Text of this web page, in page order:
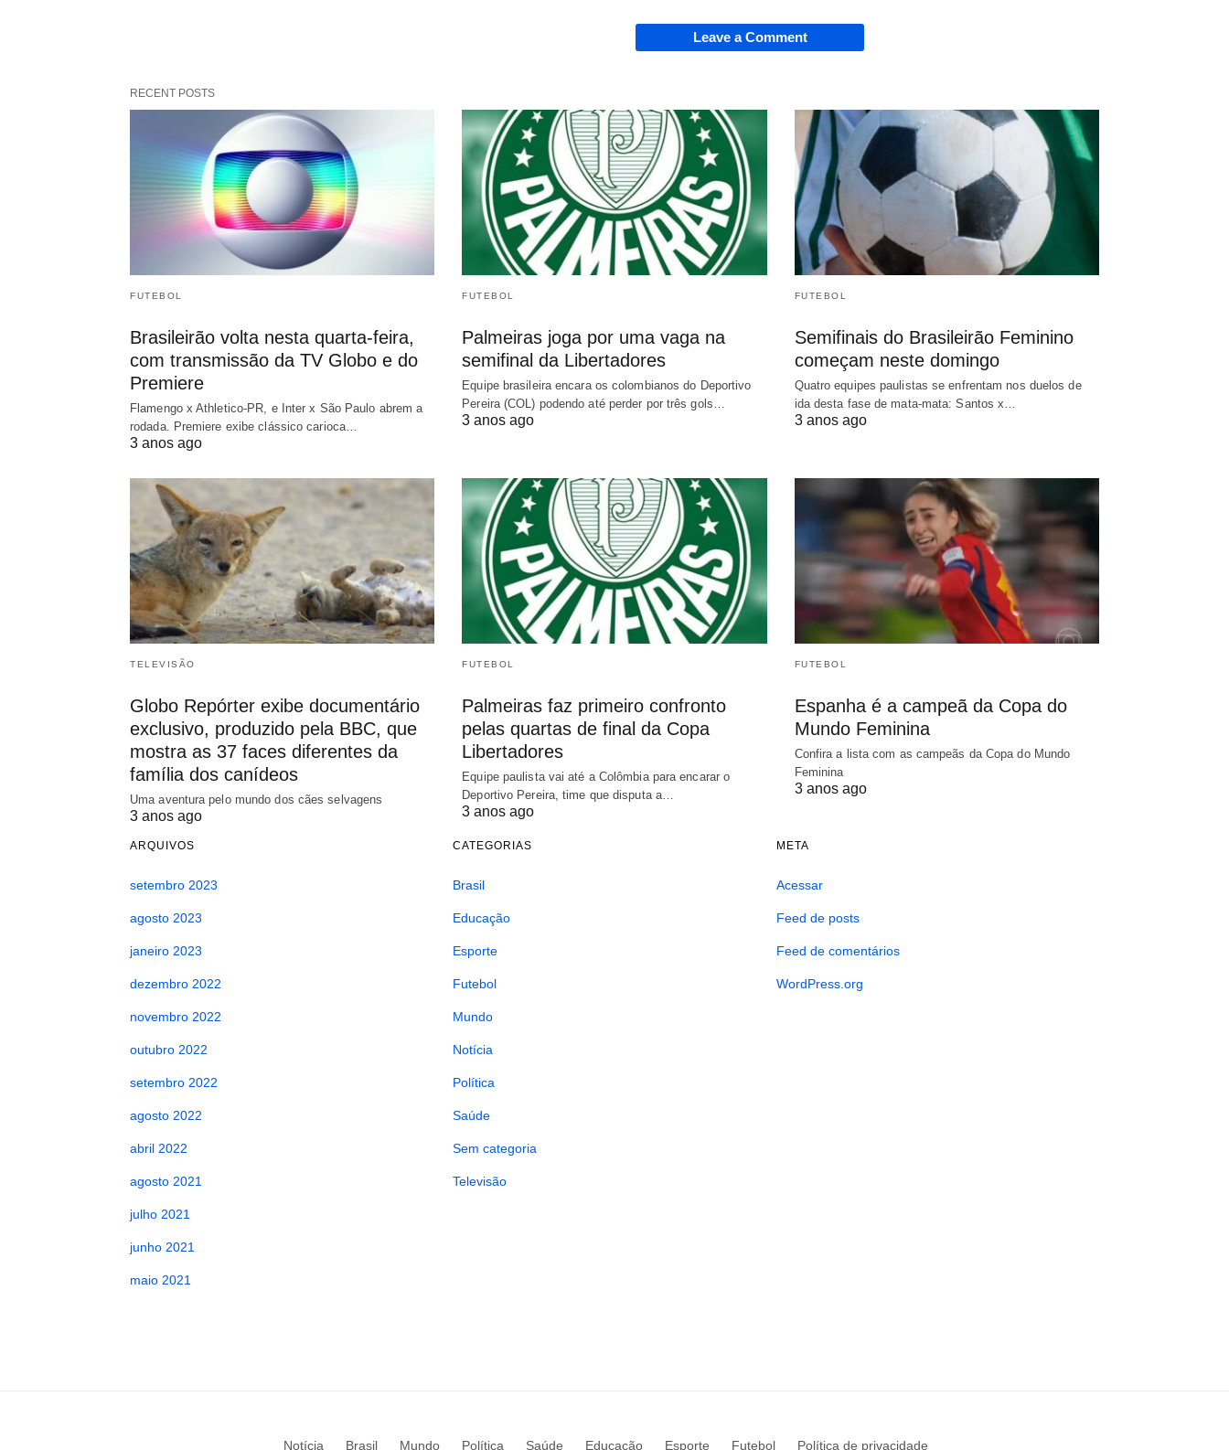
Leave a Comment
RECENT POSTS
FUTEBOL
Brasileirão volta nesta quarta-feira,
com transmissão da TV Globo e do
Premiere
Flamengo x Athletico-PR, e Inter x São Paulo abrem a
rodada. Premiere exibe clássico carioca…
3 anos ago
FUTEBOL
Palmeiras joga por uma vaga na
semifinal da Libertadores
Equipe brasileira encara os colombianos do Deportivo
Pereira (COL) podendo até perder por três gols…
3 anos ago
FUTEBOL
Semifinais do Brasileirão Feminino
começam neste domingo
Quatro equipes paulistas se enfrentam nos duelos de
ida desta fase de mata-mata: Santos x…
3 anos ago
TELEVISÃO
Globo Repórter exibe documentário
exclusivo, produzido pela BBC, que
mostra as 37 faces diferentes da
família dos canídeos
Uma aventura pelo mundo dos cães selvagens
3 anos ago
FUTEBOL
Palmeiras faz primeiro confronto
pelas quartas de final da Copa
Libertadores
Equipe paulista vai até a Colômbia para encarar o
Deportivo Pereira, time que disputa a…
3 anos ago
FUTEBOL
Espanha é a campeã da Copa do
Mundo Feminina
Confira a lista com as campeãs da Copa do Mundo
Feminina
3 anos ago
ARQUIVOS
setembro 2023
agosto 2023
janeiro 2023
dezembro 2022
novembro 2022
outubro 2022
setembro 2022
agosto 2022
abril 2022
agosto 2021
julho 2021
junho 2021
maio 2021
CATEGORIAS
Brasil
Educação
Esporte
Futebol
Mundo
Notícia
Política
Saúde
Sem categoria
Televisão
META
Acessar
Feed de posts
Feed de comentários
WordPress.org
Notícia Brasil Mundo Política Saúde Educação Esporte Futebol Política de privacidade